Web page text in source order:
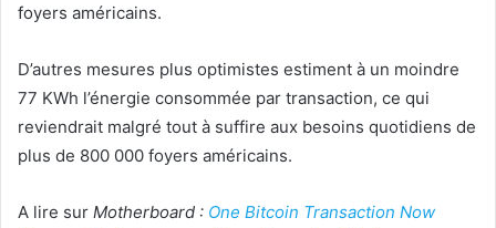
foyers américains.
D’autres mesures plus optimistes estiment à un moindre
77 KWh l’énergie consommée par transaction, ce qui
reviendrait malgré tout à suffire aux besoins quotidiens de
plus de 800 000 foyers américains.
A lire sur Motherboard : One Bitcoin Transaction Now